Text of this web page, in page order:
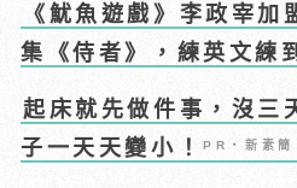
《魷魚遊戲》李政宰
集《侍者》，練英文練
起床就先做件事，沒三
子一天天變小！PR・新素簡